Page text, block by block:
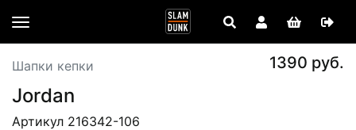
Шапки кепки 1390 руб.
Jordan
Артикул 216342-106